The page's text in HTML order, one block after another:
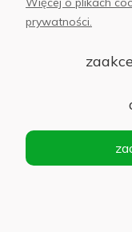
© 2025 Wszelkie
Siedziba: 02-486
prywatności.